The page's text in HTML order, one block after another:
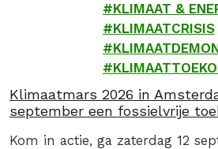
KLIMAAT &
KLIMAATCRISIS
Klimaatmars 2026 in
september een fossielvrije
Kom in actie, ga zaterdag 12